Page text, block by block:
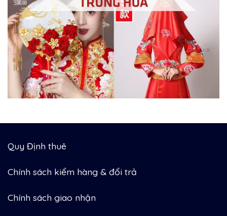
Quy Định thuê
Chính sách kiểm hàng & đổi trả
Chính sách giao nhận